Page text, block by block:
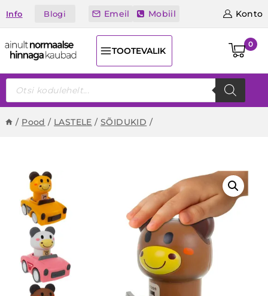
toInfo Blogi Emeil Mobiil Konto
TOOTEVALIK
0
Products
search
/ Pood / LASTELE / SÕIDUKID /